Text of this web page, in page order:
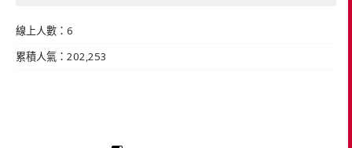
線上人數：6
累積人氣：202,253